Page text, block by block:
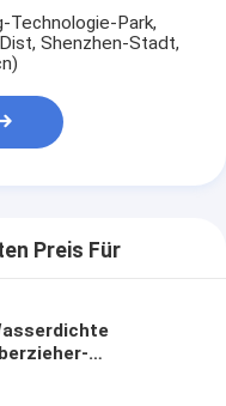
Technologie-Park,
Shenzhen-Stadt,
Preis Für